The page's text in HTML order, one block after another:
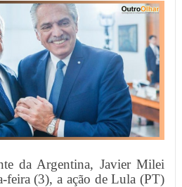
da Argentina, Javier Milei
feira (3), a ação de Lula (PT)